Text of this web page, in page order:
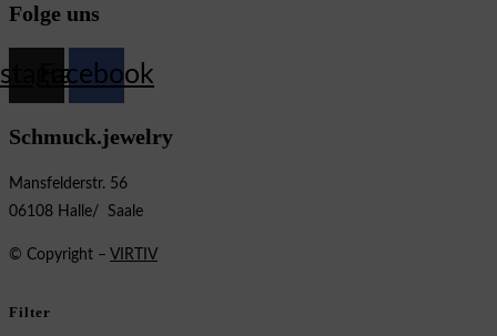
Folge uns
Facebook
Schmuck.jewelry
Mansfelderstr. 56
06108 Halle/ Saale
© Copyright – VIRTIV
Filter